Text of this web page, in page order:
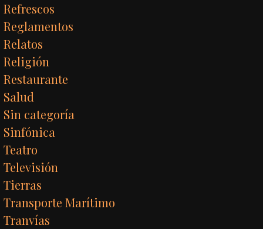
Refrescos
Reglamentos
Relatos
Religión
Restaurante
Salud
Sin categoría
Sinfónica
Teatro
Televisión
Tierras
Transporte Marítimo
Tranvías